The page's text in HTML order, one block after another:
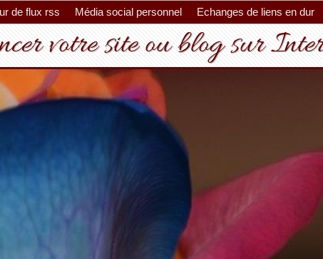
de flux rss Média social personnel Echanges de liens en dur
votre site ou blog sur